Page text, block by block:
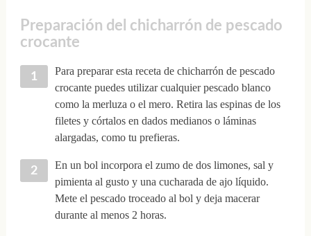
Preparación del chicharrón de pescado
crocante
Para preparar esta receta de chicharrón de pescado
crocante puedes utilizar cualquier pescado blanco
como la merluza o el mero. Retira las espinas de los
filetes y córtalos en dados medianos o láminas
alargadas, como tu prefieras.
En un bol incorpora el zumo de dos limones, sal y
pimienta al gusto y una cucharada de ajo líquido.
Mete el pescado troceado al bol y deja macerar
durante al menos 2 horas.